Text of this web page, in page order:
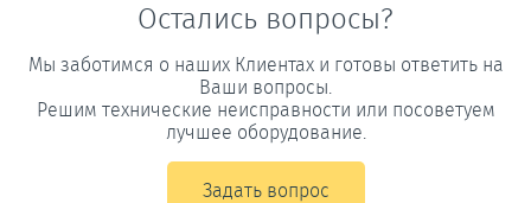
Остались вопросы?
Мы заботимся о наших Клиентах и готовы ответить на
Ваши вопросы.
Решим технические неисправности или посоветуем
лучшее оборудование.
Задать вопрос